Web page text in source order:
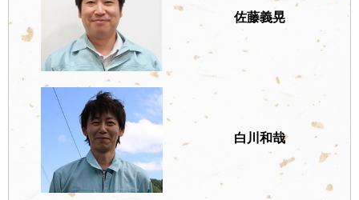
佐藤義晃
白川和哉